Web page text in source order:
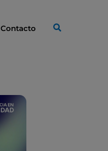
Contacto